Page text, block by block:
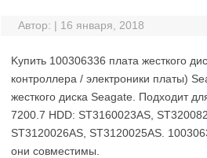
Автор: | 16 января, 2018
Kупить 100306336 плата жесткого
контроллера / электроники платы)
жесткого диска Seagate. Подходит
7200.7 HDD: ST3160023AS,
ST3120026AS, ST3120025AS.
они совместимы.